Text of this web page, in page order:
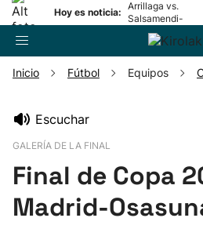
Hoy es noticia:
Arrillaga vs.
Salsamendi-
Bergara y Erasun
vs. Gaminde
Pelota
Inicio Fútbol Equipos
Escuchar
GALERÍA DE LA FINAL
Final de Copa
Madrid-